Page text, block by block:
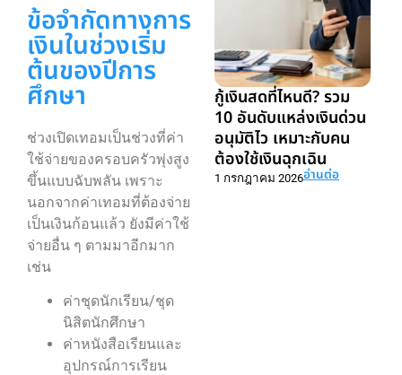
ข้อจำกัดทางการ
เงินในช่วงเริ่ม
ต้นของปีการ
ศึกษา
ช่วงเปิดเทอมเป็นช่วงที่ค่า
ใช้จ่ายของครอบครัวพุ่งสูง
ขึ้นแบบฉับพลัน เพราะ
นอกจากค่าเทอมที่ต้องจ่าย
เป็นเงินก้อนแล้ว ยังมีค่าใช้
จ่ายอื่น ๆ ตามมาอีกมาก
เช่น
ค่าชุดนักเรียน/ชุด
นิสิตนักศึกษา
ค่าหนังสือเรียนและ
อุปกรณ์การเรียน
กู้เงินสดที่ไหนดี? รวม
10 อันดับแหล่งเงินด่วน
อนุมัติไว เหมาะกับคน
ต้องใช้เงินฉุกเฉิน
1 กรกฎาคม 2026อ่านต่อ